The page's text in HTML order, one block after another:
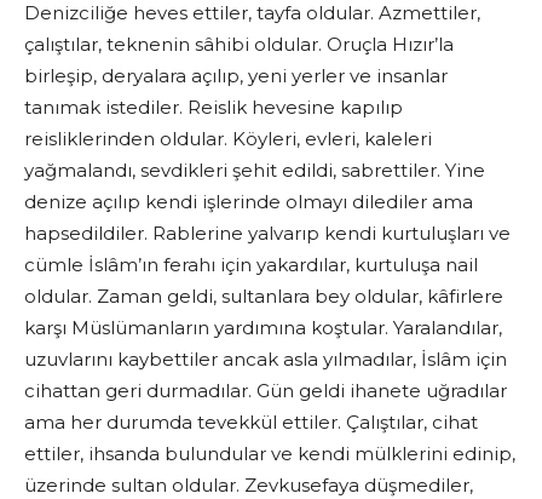
Denizciliğe heves ettiler, tayfa oldular. Azmettiler,
çalıştılar, teknenin sâhibi oldular. Oruçla Hızır’la
birleşip, deryalara açılıp, yeni yerler ve insanlar
tanımak istediler. Reislik hevesine kapılıp
reisliklerinden oldular. Köyleri, evleri, kaleleri
yağmalandı, sevdikleri şehit edildi, sabrettiler. Yine
denize açılıp kendi işlerinde olmayı dilediler ama
hapsedildiler. Rablerine yalvarıp kendi kurtuluşları ve
cümle İslâm’ın ferahı için yakardılar, kurtuluşa nail
oldular. Zaman geldi, sultanlara bey oldular, kâfirlere
karşı Müslümanların yardımına koştular. Yaralandılar,
uzuvlarını kaybettiler ancak asla yılmadılar, İslâm için
cihattan geri durmadılar. Gün geldi ihanete uğradılar
ama her durumda tevekkül ettiler. Çalıştılar, cihat
ettiler, ihsanda bulundular ve kendi mülklerini edinip,
üzerinde sultan oldular. Zevkusefaya düşmediler,